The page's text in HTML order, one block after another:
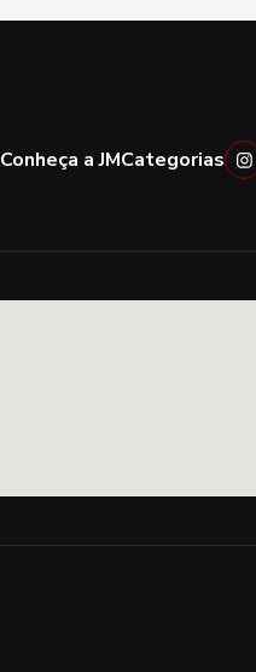
Conheça a JMCategorias